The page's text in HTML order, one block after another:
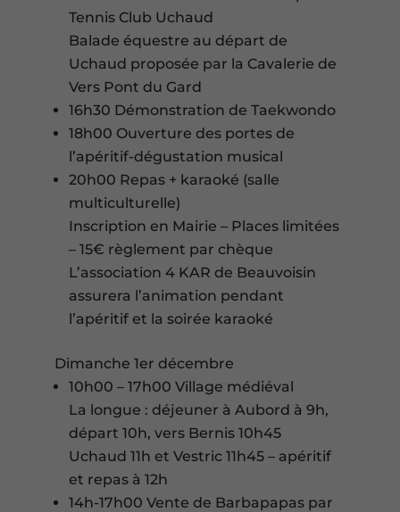
Tennis Club Uchaud
Balade équestre au départ de
Uchaud proposée par la Cavalerie de
Vers Pont du Gard
16h30 Démonstration de Taekwondo
18h00 Ouverture des portes de
l’apéritif-dégustation musical
20h00 Repas + karaoké (salle
multiculturelle)
Inscription en Mairie – Places limitées
– 15€ règlement par chèque
L’association 4 KAR de Beauvoisin
assurera l’animation pendant
l’apéritif et la soirée karaoké
Dimanche 1er décembre
10h00 – 17h00 Village médiéval
La longue : déjeuner à Aubord à 9h,
départ 10h, vers Bernis 10h45
Uchaud 11h et Vestric 11h45 – apéritif
et repas à 12h
14h-17h00 Vente de Barbapapas par